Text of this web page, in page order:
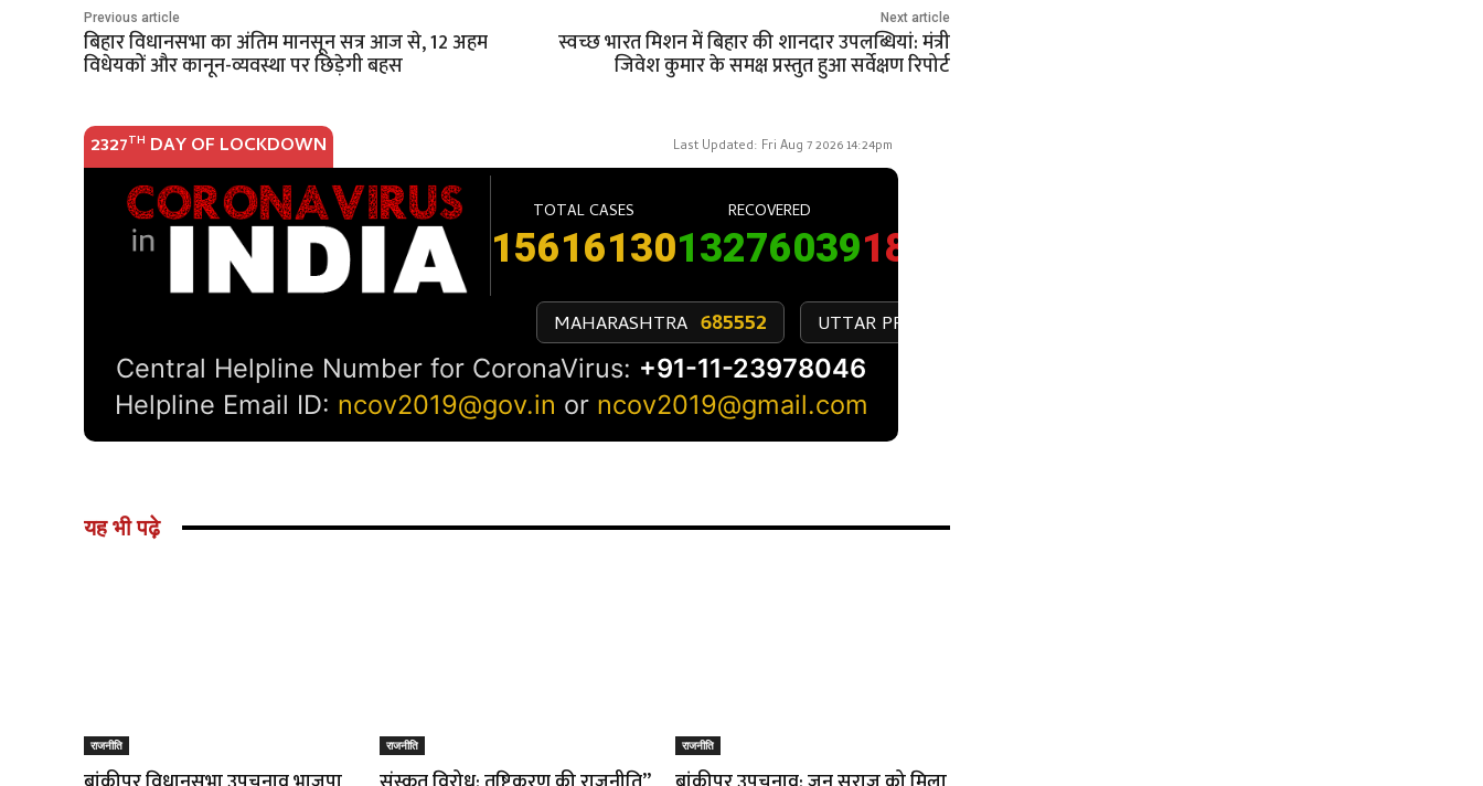
Previous article
बिहार विधानसभा का अंतिम मानसून सत्र आज से, 12 अहम
विधेयकों और कानून-व्यवस्था पर छिड़ेगी बहस
Next article
स्वच्छ भारत मिशन में बिहार की शानदार उपलब्धियां: मंत्री
जिवेश कुमार के समक्ष प्रस्तुत हुआ सर्वेक्षण रिपोर्ट
यह भी पढ़े
राजनीति राजनीति राजनीति